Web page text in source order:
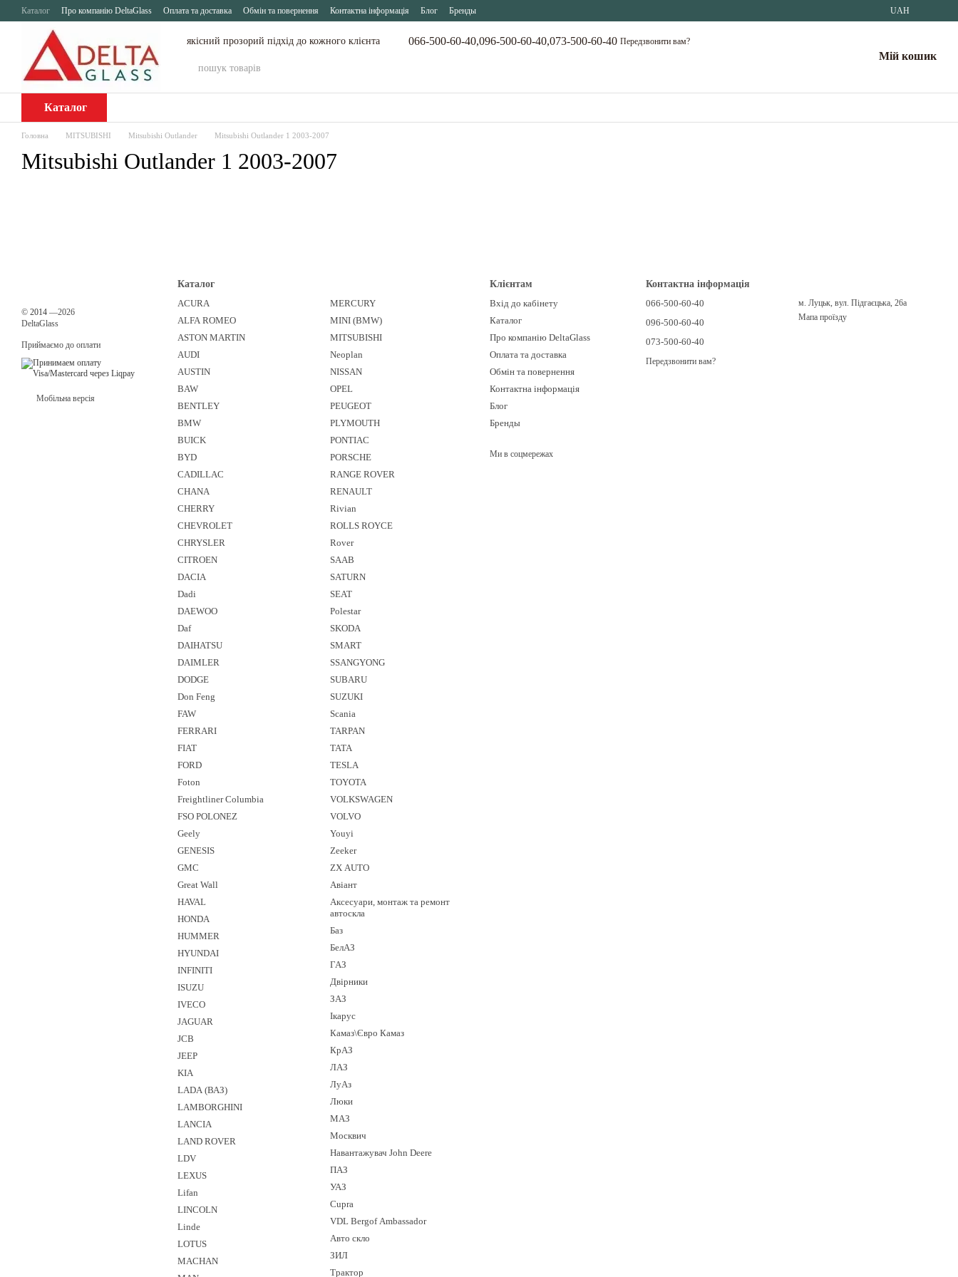
Перейти до основного контенту
Каталог Про компанію DeltaGlass Оплата та доставка Обмін та повернення Контактна інформація Блог Бренды UAH
якісний прозорий підхід до кожного клієнта 066-500-60-40,096-500-60-40,073-500-60-40 Передзвонити вам?
Мій кошик
Каталог
Головна MITSUBISHI Mitsubishi Outlander Mitsubishi Outlander 1 2003-2007
Mitsubishi Outlander 1 2003-2007
© 2014 —2026
DeltaGlass
Приймаємо до оплати
Мобільна версія
Каталог
ACURA
ALFA ROMEO
ASTON MARTIN
AUDI
AUSTIN
BAW
BENTLEY
BMW
BUICK
BYD
CADILLAC
CHANA
CHERRY
CHEVROLET
CHRYSLER
CITROEN
DACIA
Dadi
DAEWOO
Daf
DAIHATSU
DAIMLER
DODGE
Don Feng
FAW
FERRARI
FIAT
FORD
Foton
Freightliner Columbia
FSO POLONEZ
Geely
GENESIS
GMC
Great Wall
HAVAL
HONDA
HUMMER
HYUNDAI
INFINITI
ISUZU
IVECO
JAGUAR
JCB
JEEP
KIA
LADA (ВАЗ)
LAMBORGHINI
LANCIA
LAND ROVER
LDV
LEXUS
Lifan
LINCOLN
Linde
LOTUS
MACHAN
MERCURY
MINI (BMW)
MITSUBISHI
Neoplan
NISSAN
OPEL
PEUGEOT
PLYMOUTH
PONTIAC
PORSCHE
RANGE ROVER
RENAULT
Rivian
ROLLS ROYCE
Rover
SAAB
SATURN
SEAT
Polestar
SKODA
SMART
SSANGYONG
SUBARU
SUZUKI
Sсania
TARPAN
TATA
TESLA
TOYOTA
VOLKSWAGEN
VOLVO
Youyi
Zeeker
ZX AUTO
Авіант
Аксесуари, монтаж та ремонт
автоскла
Баз
БелАЗ
ГАЗ
Двірники
ЗАЗ
Ікарус
Камаз\Євро Камаз
КрАЗ
ЛАЗ
ЛуАз
Люки
МАЗ
Москвич
Навантажувач John Deere
ПАЗ
УАЗ
Cupra
VDL Bergof Ambassador
Авто скло
ЗИЛ
Трактор
Клієнтам
Вхід до кабінету
Каталог
Про компанію DeltaGlass
Оплата та доставка
Обмін та повернення
Контактна інформація
Блог
Бренды
Ми в соцмережах
Контактна інформація
066-500-60-40
096-500-60-40
073-500-60-40
Передзвонити вам?
м. Луцьк, вул. Підгаєцька, 26а
Мапа проїзду